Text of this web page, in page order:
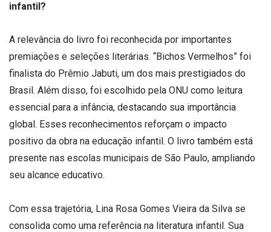
infantil?
A relevância do livro foi reconhecida por importantes
premiações e seleções literárias. “Bichos Vermelhos” foi
finalista do Prêmio Jabuti, um dos mais prestigiados do
Brasil. Além disso, foi escolhido pela ONU como leitura
essencial para a infância, destacando sua importância
global. Esses reconhecimentos reforçam o impacto
positivo da obra na educação infantil. O livro também está
presente nas escolas municipais de São Paulo, ampliando
seu alcance educativo.
Com essa trajetória, Lina Rosa Gomes Vieira da Silva se
consolida como uma referência na literatura infantil. Sua